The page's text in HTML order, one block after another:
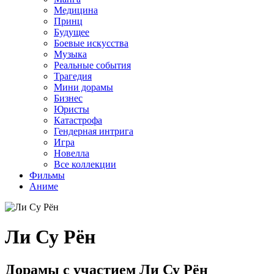
Медицина
Принц
Будущее
Боевые искусства
Музыка
Реальные события
Трагедия
Мини дорамы
Бизнес
Юристы
Катастрофа
Гендерная интрига
Игра
Новелла
Все коллекции
Фильмы
Аниме
Ли Су Рён
Дорамы с участием Ли Су Рён